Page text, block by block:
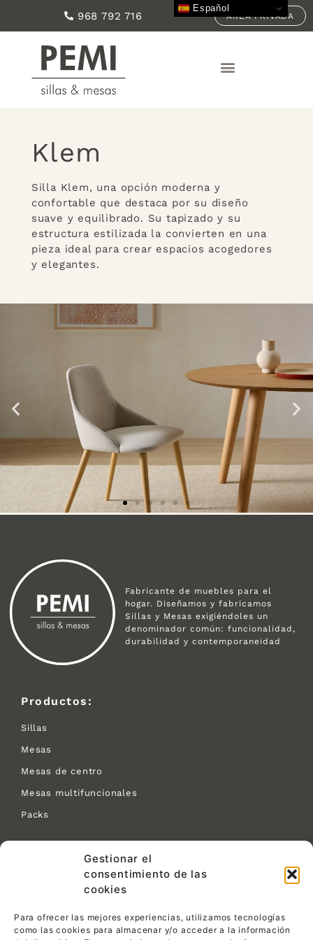
Gestionar el
consentimiento de las
cookies
Para ofrecer las mejores experiencias, utilizamos tecnologías
como las cookies para almacenar y/o acceder a la información
968 792 716 ÁREA PRIVADA
Klem
Silla Klem, una opción moderna y
confortable que destaca por su diseño
suave y equilibrado. Su tapizado y su
estructura estilizada la convierten en una
pieza ideal para crear espacios acogedores
y elegantes.
Fabricante de muebles para el
hogar. Diseñamos y fabricamos
Sillas y Mesas exigiéndoles un
denominador común: funcionalidad,
durabilidad y contemporaneidad
Productos:
Sillas
Mesas
Mesas de centro
Mesas multifuncionales
Packs
C/ Las Tejeras S/N.
CP 30510 Yecla (Murcia)
info@pemin1ensillas.com
Español